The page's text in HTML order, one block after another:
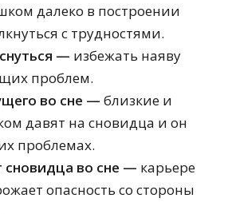
далеко в построении
с трудностями.
— избежать наяву
проблем.
во сне — близкие и
давят на сновидца и он
проблемах.
сновидца во сне — карьере
опасность со стороны